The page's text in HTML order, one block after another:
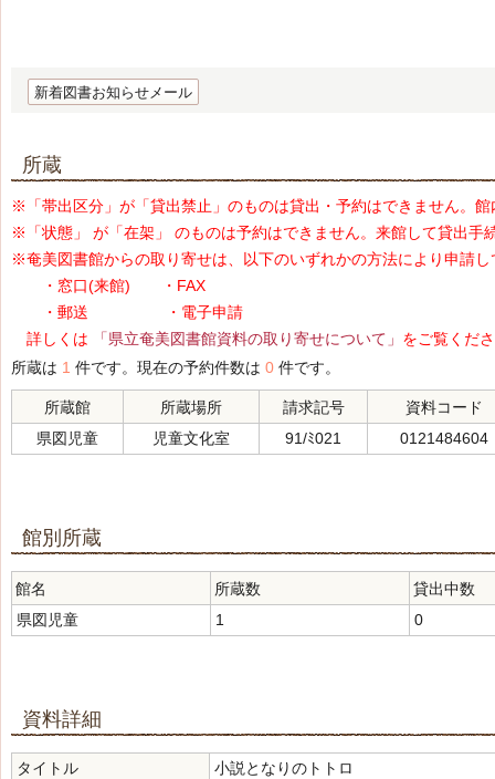
新着図書お知らせメール
所蔵
※「帯出区分」が「貸出禁止」のものは貸出・予約はできません。
※「状態」 が「在架」 のものは予約はできません。来館して貸出手
※奄美図書館からの取り寄せは、以下のいずれかの方法により申請し
・窓口(来館) ・FAX
・郵送 ・電子申請
詳しくは
「県立奄美図書館資料の取り寄せについて」 をご覧くだ
所蔵は 1 件です。現在の予約件数は 0 件です。
所蔵館 所蔵場所 請求記号
資料コード
県図児童
児童文化室 91/ﾐ021 0121484604
館別所蔵
館名 所蔵数
貸出中数
県図児童
1 0
資料詳細
タイトル
小説となりのトトロ